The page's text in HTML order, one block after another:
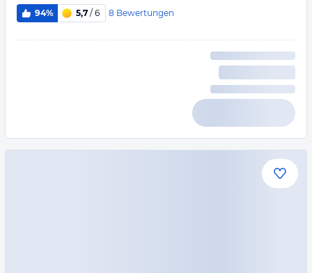
94% 5,7 / 6 8 Bewertungen